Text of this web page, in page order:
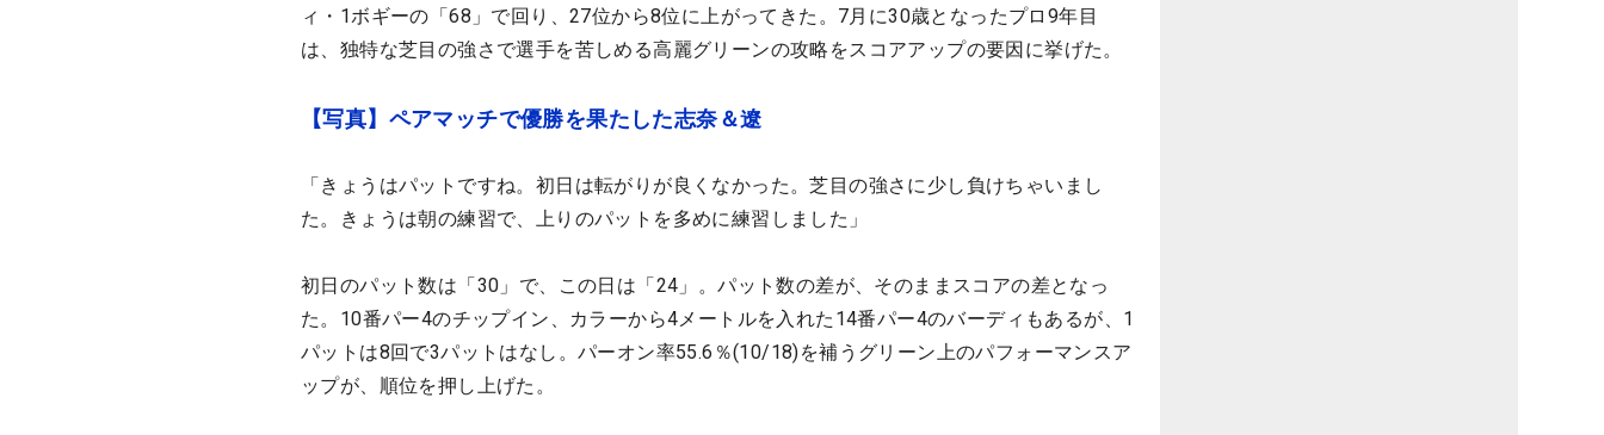
ィ・1ボギーの「68」で回り、27位から8位に上がってきた。7月に30歳となったプロ9年目
は、独特な芝目の強さで選手を苦しめる高麗グリーンの攻略をスコアアップの要因に挙げた。
【写真】ペアマッチで優勝を果たした志奈＆遼
「きょうはパットですね。初日は転がりが良くなかった。芝目の強さに少し負けちゃいまし
た。きょうは朝の練習で、上りのパットを多めに練習しました」
初日のパット数は「30」で、この日は「24」。パット数の差が、そのままスコアの差となっ
た。10番パー4のチップイン、カラーから4メートルを入れた14番パー4のバーディもあるが、1
パットは8回で3パットはなし。パーオン率55.6％(10/18)を補うグリーン上のパフォーマンスア
ップが、順位を押し上げた。